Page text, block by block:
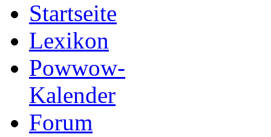
Startseite
Lexikon
Powwow-
Kalender
Forum